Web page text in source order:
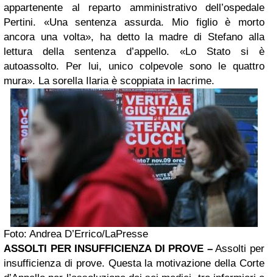
appartenente al reparto amministrativo dell’ospedale
Pertini. «Una sentenza assurda. Mio figlio è morto
ancora una volta», ha detto la madre di Stefano alla
lettura della sentenza d’appello. «Lo Stato si è
autoassolto. Per lui, unico colpevole sono le quattro
mura». La sorella Ilaria è scoppiata in lacrime.
Foto: Andrea D’Errico/LaPresse
ASSOLTI PER INSUFFICIENZA DI PROVE –Assolti per
insufficienza di prove. Questa la motivazione della Corte